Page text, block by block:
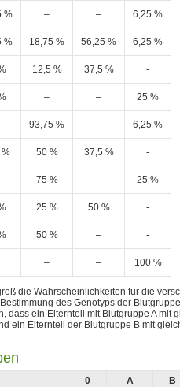
% – – 6,25 %
% 18,75 % 56,25 % 6,25 %
12,5 % 37,5 % -
– – 25 %
93,75 % – 6,25 %
% 50 % 37,5 % -
75 % – 25 %
25 % 50 % -
50 % – -
– – 100 %
die Wahrscheinlichkeiten für die
des Genotyps der
dass ein Elternteil mit Blutgruppe A mit
ein Elternteil der Blutgruppe B mit
0 A B